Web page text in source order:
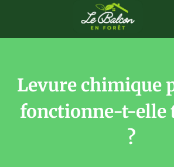
Levure chimique
fonctionne-t-elle
?